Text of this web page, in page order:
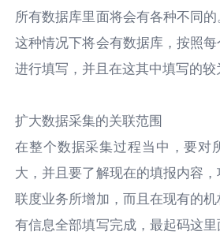
所有数据库里面将会有各种不同
这种情况下将会有数据库，按照
进行填写，并且在这其中填写的较
扩大数据采集的关联范围
在整个数据采集过程当中，要对
大，并且要了解现在的填报内容
联度业务所增加，而且在现有的
有信息全部填写完成，最起码这